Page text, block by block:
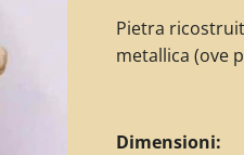
Pietra
metallica (ove
Dimensioni: